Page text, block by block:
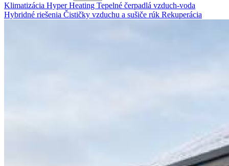
Klimatizácia Hyper Heating Tepelné čerpadlá vzduch-voda
Hybridné riešenia Čističky vzduchu a sušiče rúk Rekuperácia